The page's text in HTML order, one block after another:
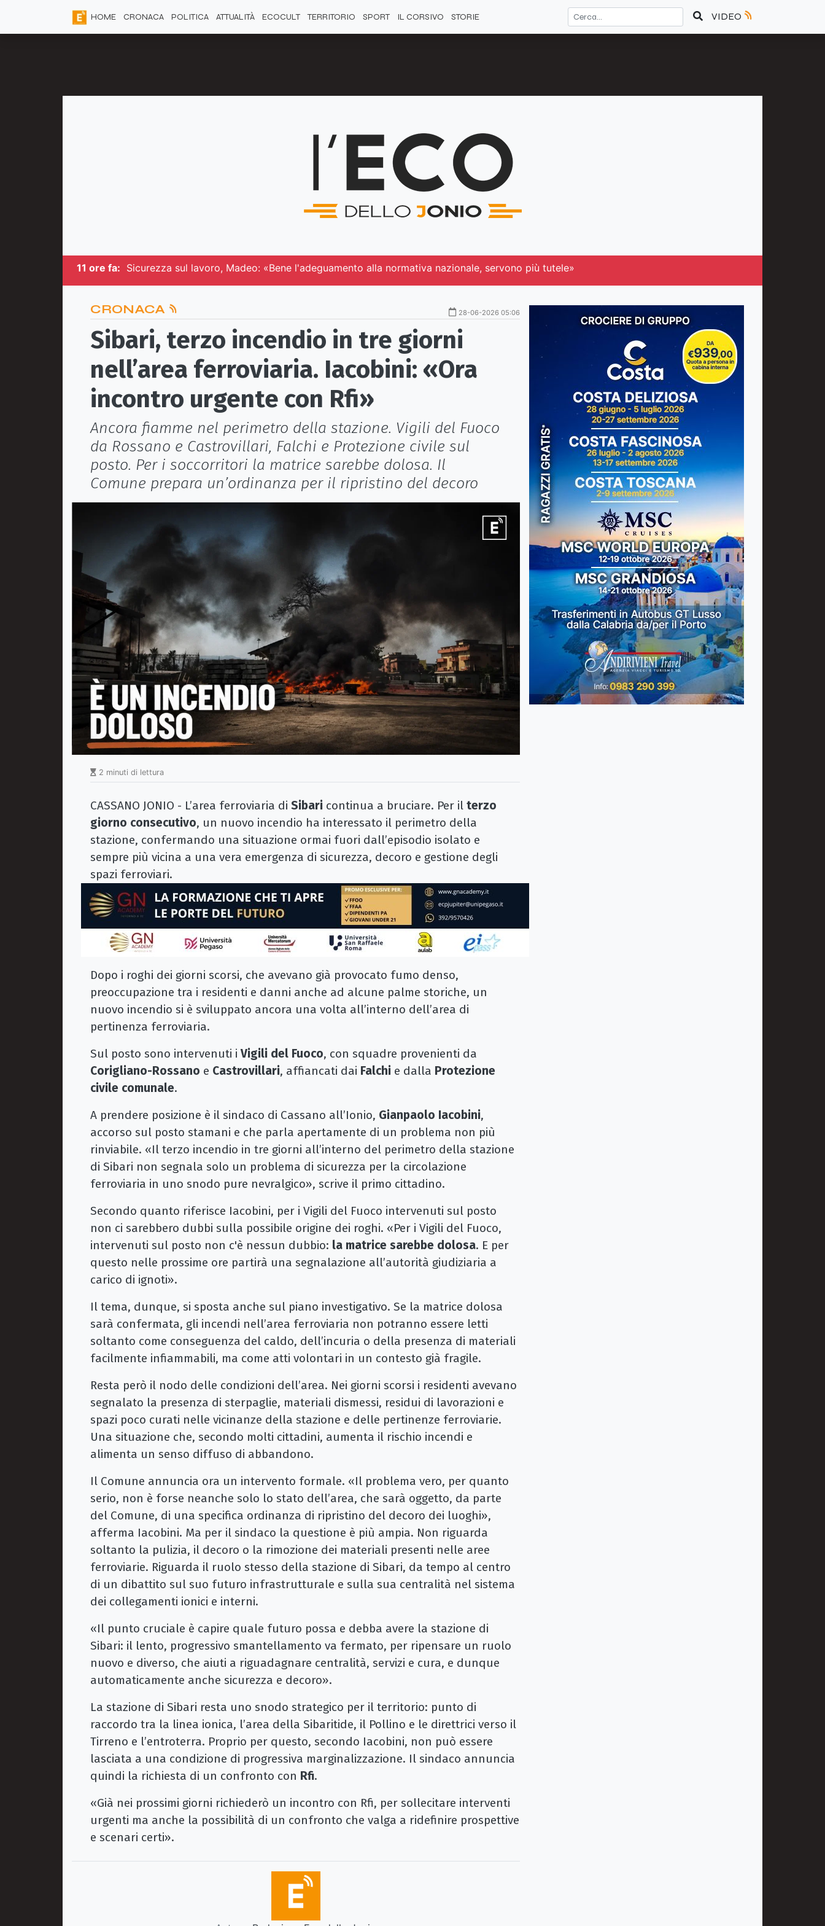
HOME CRONACA POLITICA ATTUALITÀ ECOCULT TERRITORIO SPORT IL CORSIVO STORIE VIDEO
11 ore fa: Sicurezza sul lavoro, Madeo: «Bene l'adeguamento alla normativa nazionale, servono più tutele»
CRONACA 28-06-2026 05:06
Sibari, terzo incendio in tre giorni
nell’area ferroviaria. Iacobini: «Ora
incontro urgente con Rfi»
Ancora fiamme nel perimetro della stazione. Vigili del Fuoco
da Rossano e Castrovillari, Falchi e Protezione civile sul
posto. Per i soccorritori la matrice sarebbe dolosa. Il
Comune prepara un’ordinanza per il ripristino del decoro
2 minuti di lettura
CASSANO JONIO - L’area ferroviaria di Sibari continua a bruciare. Per il terzo
giorno consecutivo, un nuovo incendio ha interessato il perimetro della
stazione, confermando una situazione ormai fuori dall’episodio isolato e
sempre più vicina a una vera emergenza di sicurezza, decoro e gestione degli
spazi ferroviari.
Dopo i roghi dei giorni scorsi, che avevano già provocato fumo denso,
preoccupazione tra i residenti e danni anche ad alcune palme storiche, un
nuovo incendio si è sviluppato ancora una volta all’interno dell’area di
pertinenza ferroviaria.
Sul posto sono intervenuti i Vigili del Fuoco, con squadre provenienti da
Corigliano-Rossano e Castrovillari, affiancati dai Falchi e dalla Protezione
civile comunale.
A prendere posizione è il sindaco di Cassano all’Ionio, Gianpaolo Iacobini,
accorso sul posto stamani e che parla apertamente di un problema non più
rinviabile. «Il terzo incendio in tre giorni all’interno del perimetro della stazione
di Sibari non segnala solo un problema di sicurezza per la circolazione
ferroviaria in uno snodo pure nevralgico», scrive il primo cittadino.
Secondo quanto riferisce Iacobini, per i Vigili del Fuoco intervenuti sul posto
non ci sarebbero dubbi sulla possibile origine dei roghi. «Per i Vigili del Fuoco,
intervenuti sul posto non c'è nessun dubbio: la matrice sarebbe dolosa. E per
questo nelle prossime ore partirà una segnalazione all’autorità giudiziaria a
carico di ignoti».
Il tema, dunque, si sposta anche sul piano investigativo. Se la matrice dolosa
sarà confermata, gli incendi nell’area ferroviaria non potranno essere letti
soltanto come conseguenza del caldo, dell’incuria o della presenza di materiali
facilmente infiammabili, ma come atti volontari in un contesto già fragile.
Resta però il nodo delle condizioni dell’area. Nei giorni scorsi i residenti avevano
segnalato la presenza di sterpaglie, materiali dismessi, residui di lavorazioni e
spazi poco curati nelle vicinanze della stazione e delle pertinenze ferroviarie.
Una situazione che, secondo molti cittadini, aumenta il rischio incendi e
alimenta un senso diffuso di abbandono.
Il Comune annuncia ora un intervento formale. «Il problema vero, per quanto
serio, non è forse neanche solo lo stato dell’area, che sarà oggetto, da parte
del Comune, di una specifica ordinanza di ripristino del decoro dei luoghi»,
afferma Iacobini. Ma per il sindaco la questione è più ampia. Non riguarda
soltanto la pulizia, il decoro o la rimozione dei materiali presenti nelle aree
ferroviarie. Riguarda il ruolo stesso della stazione di Sibari, da tempo al centro
di un dibattito sul suo futuro infrastrutturale e sulla sua centralità nel sistema
dei collegamenti ionici e interni.
«Il punto cruciale è capire quale futuro possa e debba avere la stazione di
Sibari: il lento, progressivo smantellamento va fermato, per ripensare un ruolo
nuovo e diverso, che aiuti a riguadagnare centralità, servizi e cura, e dunque
automaticamente anche sicurezza e decoro».
La stazione di Sibari resta uno snodo strategico per il territorio: punto di
raccordo tra la linea ionica, l’area della Sibaritide, il Pollino e le direttrici verso il
Tirreno e l’entroterra. Proprio per questo, secondo Iacobini, non può essere
lasciata a una condizione di progressiva marginalizzazione. Il sindaco annuncia
quindi la richiesta di un confronto con Rfi.
«Già nei prossimi giorni richiederò un incontro con Rfi, per sollecitare interventi
urgenti ma anche la possibilità di un confronto che valga a ridefinire prospettive
e scenari certi».